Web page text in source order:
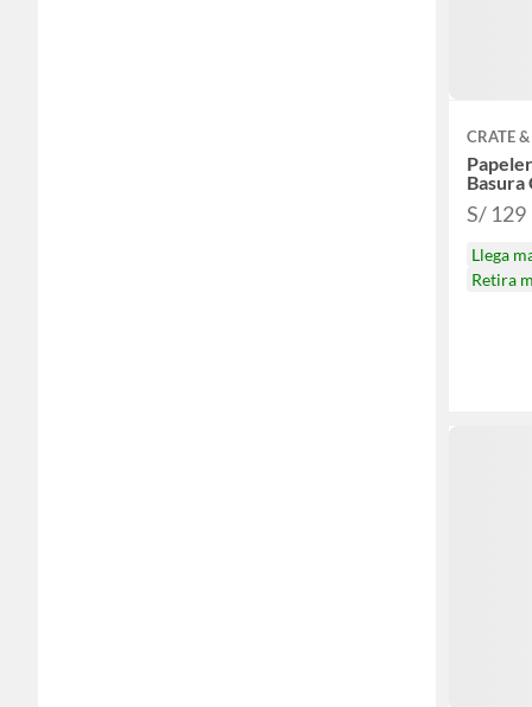
CRATE
Basura
S/ 129
Llega
Retira